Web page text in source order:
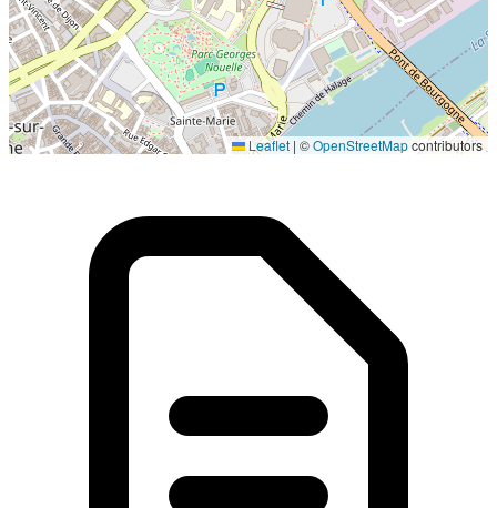
Localisation en cours...
Leaflet | ©OpenStreetMapcontributors